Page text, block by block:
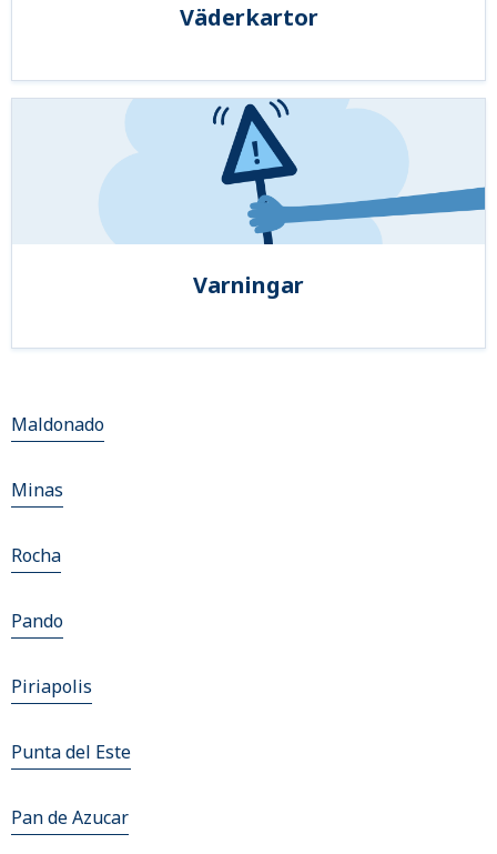
Väderkartor
Varningar
Maldonado
Minas
Rocha
Pando
Piriapolis
Punta del Este
Pan de Azucar